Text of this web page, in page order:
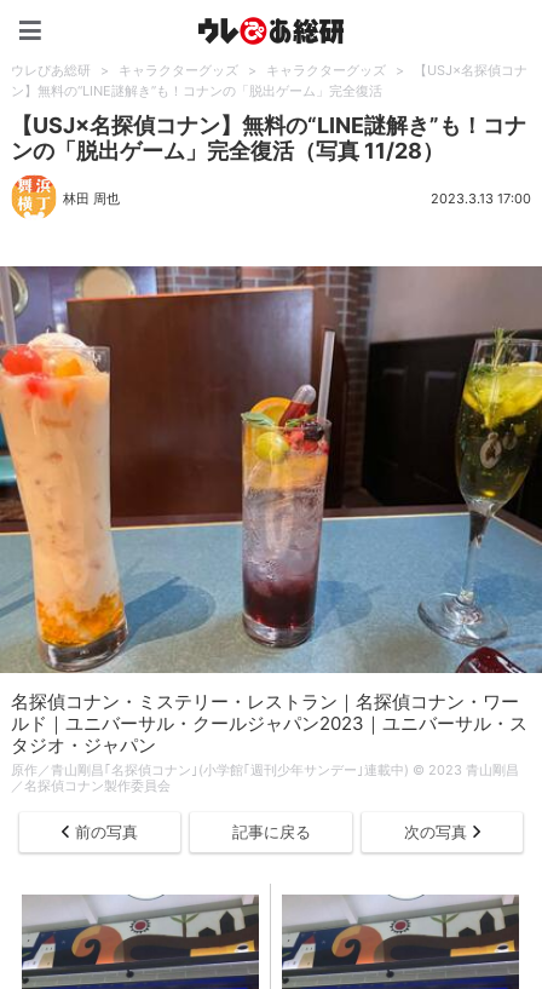
ウレぴあ総研 > キャラクターグッズ > キャラクターグッズ >
【USJ×名探偵コナ
ン】無料の“LINE謎解き”も！コナンの「脱出ゲーム」完全復活
【USJ×名探偵コナン】無料の“LINE謎解き”も！コナ
ンの「脱出ゲーム」完全復活（写真 11/28）
林田 周也 2023.3.13 17:00
名探偵コナン・ミステリー・レストラン｜名探偵コナン・ワー
ルド｜ユニバーサル・クールジャパン2023｜ユニバーサル・ス
タジオ・ジャパン
原作／青山剛昌｢名探偵コナン｣(小学館｢週刊少年サンデー｣連載中) © 2023 青山剛昌
／名探偵コナン製作委員会
前の写真 記事に戻る 次の写真